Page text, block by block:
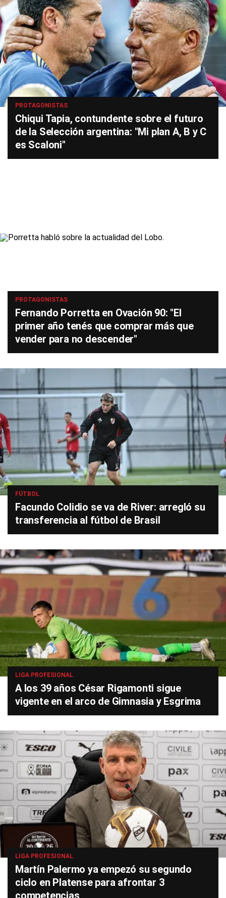
PROTAGONISTAS
Chiqui Tapia, contundente sobre el futuro
de la Selección argentina: "Mi plan A, B y C
es Scaloni"
PROTAGONISTAS
Fernando Porretta en Ovación 90: "El
primer año tenés que comprar más que
vender para no descender"
FÚTBOL
Facundo Colidio se va de River: arregló su
transferencia al fútbol de Brasil
LIGA PROFESIONAL
A los 39 años César Rigamonti sigue
vigente en el arco de Gimnasia y Esgrima
LIGA PROFESIONAL
Martín Palermo ya empezó su segundo
ciclo en Platense para afrontar 3
competencias